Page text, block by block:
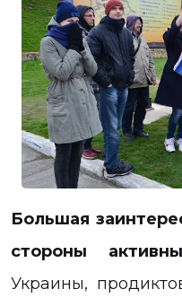
Большая
стороны
Украины,